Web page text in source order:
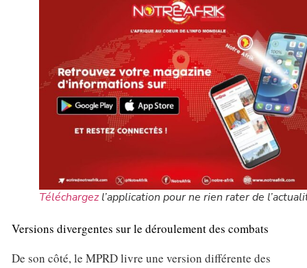
Téléchargezl’application pour ne rien rater de
Versions divergentes sur le déroulement des combats
De son côté, le MPRD livre une version différente des